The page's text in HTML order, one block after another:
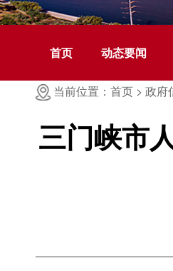
首页 动态要闻
当前位置：首页 > 政府
三门峡市